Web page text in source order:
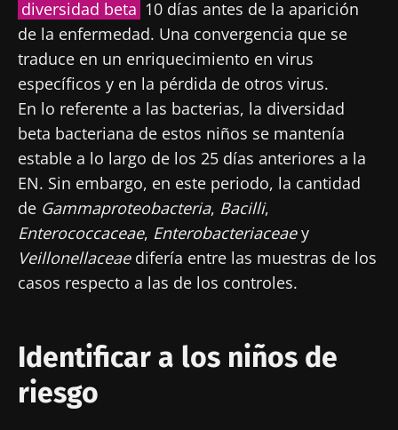
diversidad beta 10 días antes de la aparición
de la enfermedad. Una convergencia que se
traduce en un enriquecimiento en virus
específicos y en la pérdida de otros virus.
En lo referente a las bacterias, la diversidad
beta bacteriana de estos niños se mantenía
estable a lo largo de los 25 días anteriores a la
EN. Sin embargo, en este periodo, la cantidad
de Gammaproteobacteria, Bacilli,
Enterococcaceae, Enterobacteriaceaey
Veillonellaceaedifería entre las muestras de los
casos respecto a las de los controles.
Identificar a los niños de
riesgoRedirección
Mantenerse informado
profesionales sanitarios y reciba el
"Microbiota Digest" y el "HCP Magazine" que
le permitirá mantenerse informado sobre la
microbiota.
¡No se vaya tan rápido!
Únase a la comunidad de la microbiota para
profesionales sanitarios y reciba el
"Microbiota Digest" y el "HCP Magazine" que
le permitirá mantenerse informado sobre la
microbiota.
Me gustaría registrarme para recibir más
noticias de Biocodex